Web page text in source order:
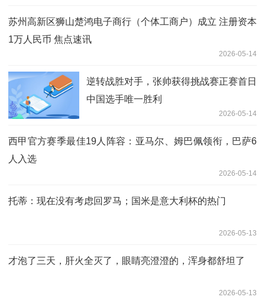
苏州高新区狮山楚鸿电子商行（个体工商户）成立 注册资本
1万人民币 焦点速讯
2026-05-14
逆转战胜对手，张帅获得挑战赛正赛首日
中国选手唯一胜利
2026-05-14
西甲官方赛季最佳19人阵容：亚马尔、姆巴佩领衔，巴萨6
人入选
2026-05-14
托蒂：现在没有考虑回罗马；国米是意大利杯的热门
2026-05-13
才泡了三天，肝火全灭了，眼睛亮澄澄的，浑身都舒坦了
2026-05-13